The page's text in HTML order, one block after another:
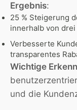
Ergebnis:
25 % Steigerung
innerhalb von
Verbesserte
transparentes
Wichtige
und die